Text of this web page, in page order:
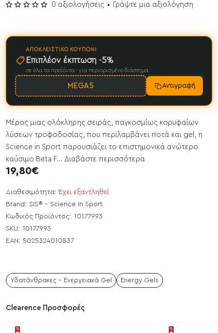
Διαθεσιμότητα: Έχει εξαντληθεί
Brand: SIS® - Science in Sport
Κωδικός Προϊόντος: 10177993
SKU: 10177993
EAN: 5025324010837
0 αξιολογήσεις • Γράψτε μια αξιολόγηση
19,80€
ΑΠΟΚΛΕΙΣΤΙΚΌ ΚΟΥΠΌΝΙ
Επιπλέον έκπτωση -5%
σε όλα τα προϊόντα · για περιορισμένο διάστημα
MEGA5 Αντιγραφή
Μέρος μιας ολόκληρης σειράς, παγκοσμίως κορυφαίων
λύσεων τροφοδοσίας, που περιλαμβάνει ποτά και gel, η
Science in Sport παρουσιάζει το επιστημονικά ανώτερο
καύσιμο Beta F... Διαβάστε περισσότερα
Υδατάνθρακες - Ενεργειακά Gel Energy Gels
Clearence Προσφορές